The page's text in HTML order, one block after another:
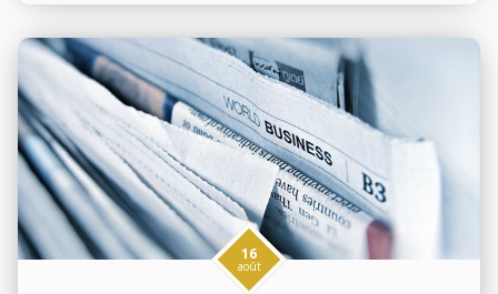
16
août